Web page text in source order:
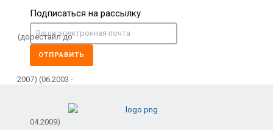
Подписаться на рассылку
ОТПРАВИТЬ